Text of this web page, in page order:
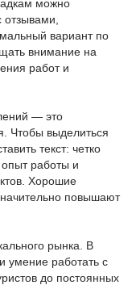
можно
вариант по
внимание на
работ и
— это
Чтобы выделиться
текст: четко
опыт работы и
Хорошие
повышают
рынка. В
умение работать с
до постоянных